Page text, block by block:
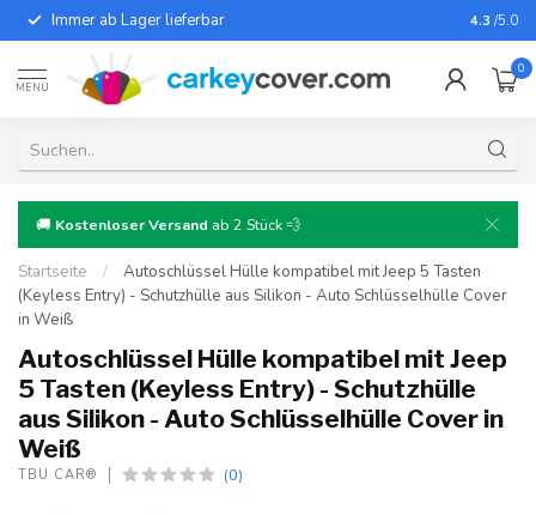
Immer ab Lager lieferbar Für fast
4.3 /5.0
MENU
0
🚚 Kostenloser Versand ab 2 Stück 💨
Startseite /
Autoschlüssel Hülle kompatibel mit Jeep 5 Tasten
(Keyless Entry) - Schutzhülle aus Silikon - Auto Schlüsselhülle Cover
in Weiß
Autoschlüssel Hülle kompatibel mit Jeep
5 Tasten (Keyless Entry) - Schutzhülle
aus Silikon - Auto Schlüsselhülle Cover in
Weiß
TBU CAR® (0)